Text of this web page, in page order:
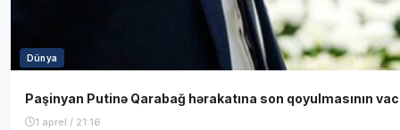
Dünya
Paşinyan Putinə Qarabağ hərakatına son qoyulmasının
1 aprel / 21:16